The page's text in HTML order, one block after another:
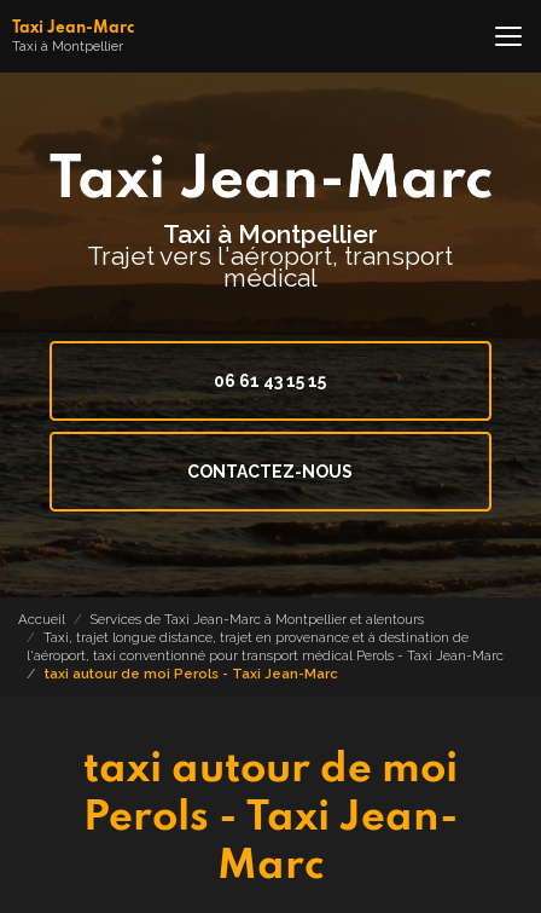
au
contenu
Taxi Jean-Marc
Taxi à Montpellier
Taxi à Montpellier
Trajet vers l'aéroport, transport
médical
06 61 43 15 15
CONTACTEZ-NOUS
Accueil
Services de Taxi Jean-Marc à Montpellier et alentours
Taxi, trajet longue distance, trajet en provenance et à destination de
l'aéroport, taxi conventionné pour transport médical Perols - Taxi Jean-Marc
taxi autour de moi Perols - Taxi Jean-Marc
taxi autour de moi
Perols - Taxi Jean-
Marc